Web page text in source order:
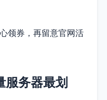
领券，再留意官网活
服务器最划